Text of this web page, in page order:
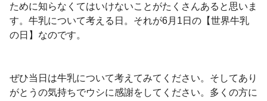
ために知らなくてはいけないことがたくさんあると思いま
す。牛乳について考える日。それが6月 1 日の【世界牛乳
の日】なのです。
ぜひ当日は牛乳について考えてみてください。そしてあり
がとうの気持ちでウシに感謝をしてください。多くの方に